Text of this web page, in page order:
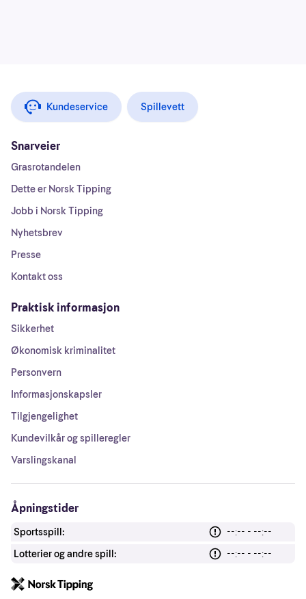
Kundeservice Spillevett
Snarveier
Grasrotandelen
Dette er Norsk Tipping
Jobb i Norsk Tipping
Nyhetsbrev
Presse
Kontakt oss
Praktisk informasjon
Sikkerhet
Økonomisk kriminalitet
Personvern
Informasjonskapsler
Tilgjengelighet
Kundevilkår og spilleregler
Varslingskanal
Åpningstider
Sportsspill:
--:-- - --:--
Lotterier og andre spill:
--:-- - --:--